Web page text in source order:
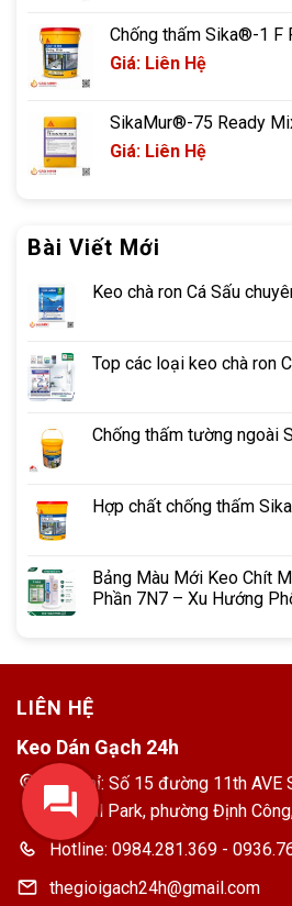
Chống thấm Sika®-1 F
Giá: Liên Hệ
SikaMur®-75 Ready
Giá: Liên Hệ
Bài Viết Mới
Keo chà ron Cá Sấu
Top các loại keo chà ron
Chống thấm tường ngoài
Hợp chất chống thấm
Bảng Màu Mới Keo Chít
Phần 7N7 – Xu Hướng
LIÊN HỆ
Keo Dán Gạch 24h
Địa chỉ: Số 15 đường 11th AVE
Central Park, phường Định
Hotline: 0984.281.369 -
thegioigach24h@gmail.com